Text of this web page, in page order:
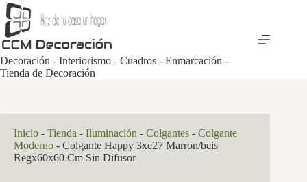
Saltar
al
contenido
Decoración - Interiorismo - Cuadros - Enmarcación -
Tienda de Decoración
Inicio - Tienda - Iluminación - Colgantes - Colgante
Moderno - Colgante Happy 3xe27 Marron/beis
Regx60x60 Cm Sin Difusor